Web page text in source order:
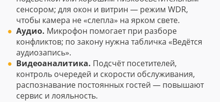
сенсором; для окон и витрин — режим WDR,
чтобы камера не «слепла» на ярком свете.
Аудио. Микрофон помогает при разборе
конфликтов; по закону нужна табличка «Ведётся
аудиозапись».
Видеоаналитика. Подсчёт посетителей,
контроль очередей и скорости обслуживания,
распознавание постоянных гостей — повышают
сервис и лояльность.